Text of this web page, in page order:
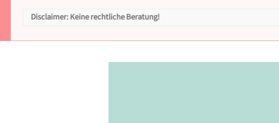
Disclaimer: Keine rechtliche Beratung!
Disclaimer